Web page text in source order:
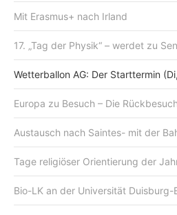
Mit Erasmus+ nach Irland
17. „Tag der Physik“ – werdet zu
Wetterballon AG: Der Starttermin
Europa zu Besuch – Die
Austausch nach Saintes- mit der
Tage religiöser Orientierung der
Bio-LK an der Universität Duisburg-